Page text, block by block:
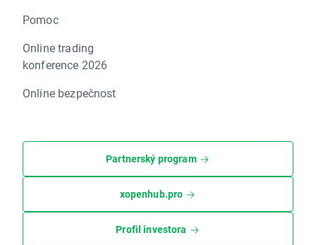
Pomoc
Online trading
konference 2026
Online bezpečnost
Partnerský program
xopenhub.pro
Profil investora